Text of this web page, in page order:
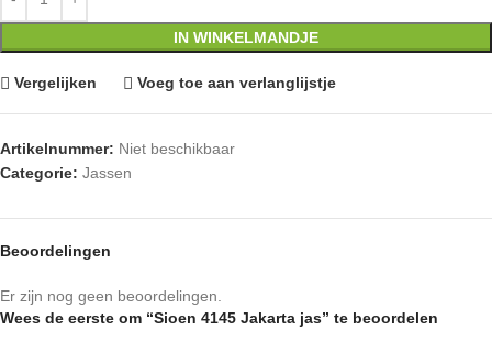
IN WINKELMANDJE
Vergelijken Voeg toe aan verlanglijstje
Artikelnummer: Niet beschikbaar
Categorie: Jassen
Beoordelingen
Er zijn nog geen beoordelingen.
Wees de eerste om “Sioen 4145 Jakarta jas” te beoordelen